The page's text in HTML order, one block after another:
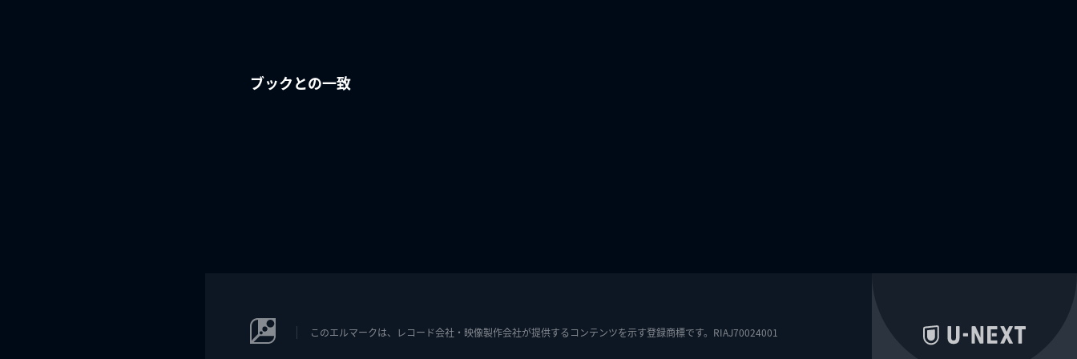
ブックとの一致
このエルマークは、レコード会社・映像製作会社が提供するコンテンツを示す登録商標です。RIAJ70024001